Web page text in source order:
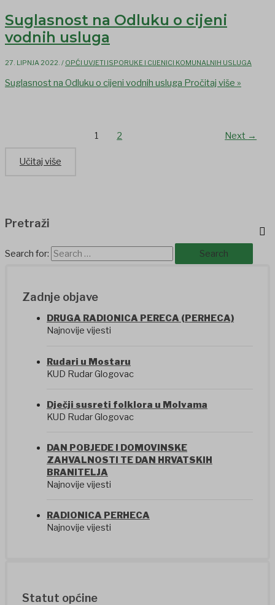
Suglasnost na Odluku o cijeni
vodnih usluga
27. LIPNJA 2022. / OPĆI UVJETI ISPORUKE I CIJENICI KOMUNALNIH USLUGA
Suglasnost na Odluku o cijeni vodnih usluga Pročitaj više »
1 2 Next →
Učitaj više
Pretraži
Search for:
Zadnje objave
DRUGA RADIONICA PERECA (PERHECA)
Najnovije vijesti
Rudari u Mostaru
KUD Rudar Glogovac
Dječji susreti folklora u Molvama
KUD Rudar Glogovac
DAN POBJEDE I DOMOVINSKE
ZAHVALNOSTI TE DAN HRVATSKIH
BRANITELJA
Najnovije vijesti
RADIONICA PERHECA
Najnovije vijesti
Statut općine